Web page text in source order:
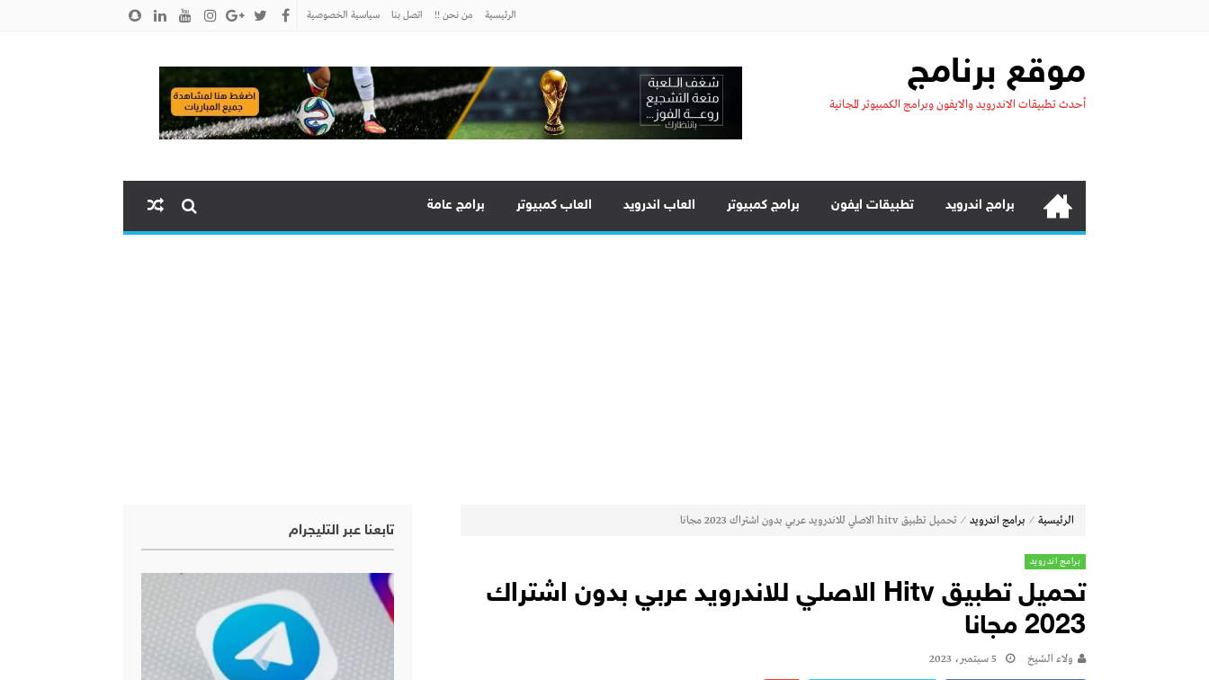
الرئيسية من نحن !! اتصل بنا سياسية الخصوصية
موقع برنامج
أحدث تطبيقات الاندرويد والايفون وبرامج الكمبيوتر المجانية
برامج اندرويد تطبيقات ايفون برامج كمبيوتر العاب اندرويد العاب كمبيوتر برامج عامة
الرئيسية ⁄ برامج اندرويد ⁄ تحميل تطبيق hitv الاصلي للاندرويد عربي بدون اشتراك 2023 مجانا
برامج اندرويد
تحميل تطبيق Hitv الاصلي للاندرويد عربي بدون اشتراك
2023 مجانا
ولاء الشيخ 5 سبتمبر، 2023
تابعنا عبر التليجرام